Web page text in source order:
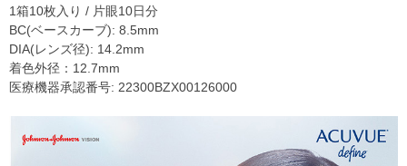
1箱10枚入り / 片眼10日分
BC(ベースカーブ): 8.5mm
DIA(レンズ径): 14.2mm
着色外径：12.7mm
医療機器承認番号: 22300BZX00126000